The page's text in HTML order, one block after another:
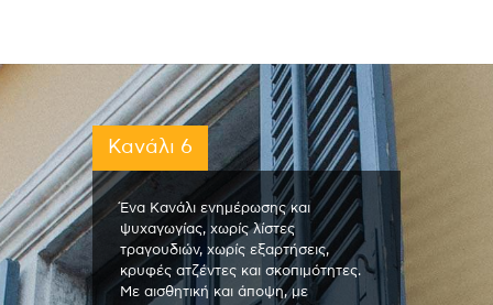
Κανάλι 6
Ένα Κανάλι ενημέρωσης και
ψυχαγωγίας, χωρίς λίστες
τραγουδιών, χωρίς εξαρτήσεις,
κρυφές ατζέντες και σκοπιμότητες.
Με αισθητική και άποψη, με